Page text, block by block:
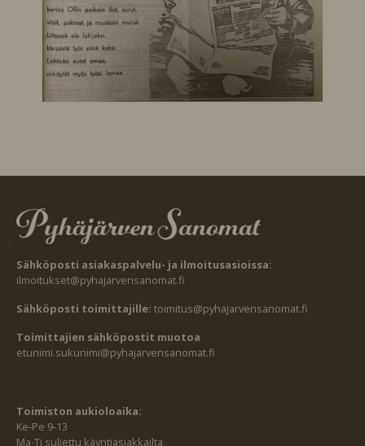
Sähköposti asiakaspalvelu- ja ilmoitusasioissa:
ilmoitukset@pyhajarvensanomat.fi
Sähköposti toimittajille: toimitus@pyhajarvensanomat.fi
Toimittajien sähköpostit muotoa
etunimi.sukunimi@pyhajarvensanomat.fi
Toimiston aukioloaika:
Ke-Pe 9-13
Ma-Ti suljettu käyntiasiakkailta